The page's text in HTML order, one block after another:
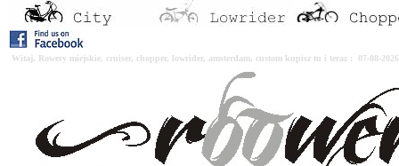
Witaj. Rowery miejskie, cruiser, chopper, lowrider, amsterdam, custom kupisz tu i teraz : 07-08-